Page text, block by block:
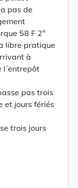
pas de
58 F 2°
libre pratique
à
l´entrepôt
pas trois
et jours fériés
trois jours